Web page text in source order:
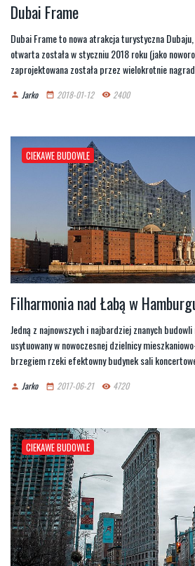
Dubai Frame
Dubai Frame to nowa atrakcja turystyczna
otwarta została w styczniu 2018 roku (jako
zaprojektowana została przez wielokrotnie
person Jarko date_range 2018-01-12 remove_red_eye 2400
CIEKAWE BUDOWLE
Filharmonia nad Łabą w
Jedną z najnowszych i najbardziej znanych
usytuowany w nowoczesnej dzielnicy
brzegiem rzeki efektowny budynek sali
person Jarko date_range 2017-06-21 remove_red_eye 4720
CIEKAWE BUDOWLE